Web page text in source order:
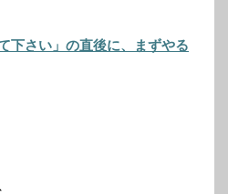
さい」の直後に、 まずやる